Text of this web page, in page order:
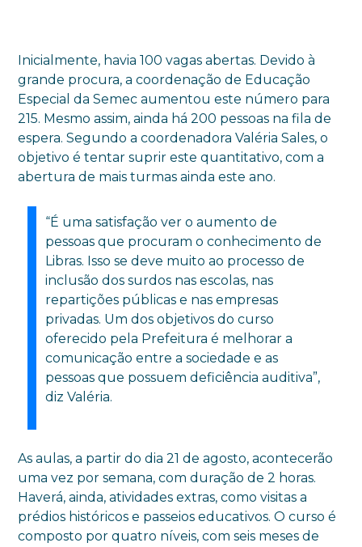
Inicialmente, havia 100 vagas abertas. Devido à
grande procura, a coordenação de Educação
Especial da Semec aumentou este número para
215. Mesmo assim, ainda há 200 pessoas na fila de
espera. Segundo a coordenadora Valéria Sales, o
objetivo é tentar suprir este quantitativo, com a
abertura de mais turmas ainda este ano.
“É uma satisfação ver o aumento de
pessoas que procuram o conhecimento de
Libras. Isso se deve muito ao processo de
inclusão dos surdos nas escolas, nas
repartições públicas e nas empresas
privadas. Um dos objetivos do curso
oferecido pela Prefeitura é melhorar a
comunicação entre a sociedade e as
pessoas que possuem deficiência auditiva”,
diz Valéria.
As aulas, a partir do dia 21 de agosto, acontecerão
uma vez por semana, com duração de 2 horas.
Haverá, ainda, atividades extras, como visitas a
prédios históricos e passeios educativos. O curso é
composto por quatro níveis, com seis meses de